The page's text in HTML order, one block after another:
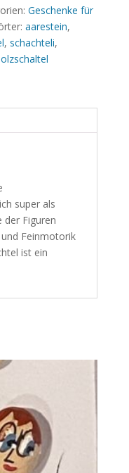
Geschenke für
aarestein,
, schachteli,
super als
der Figuren
Feinmotorik
ist ein